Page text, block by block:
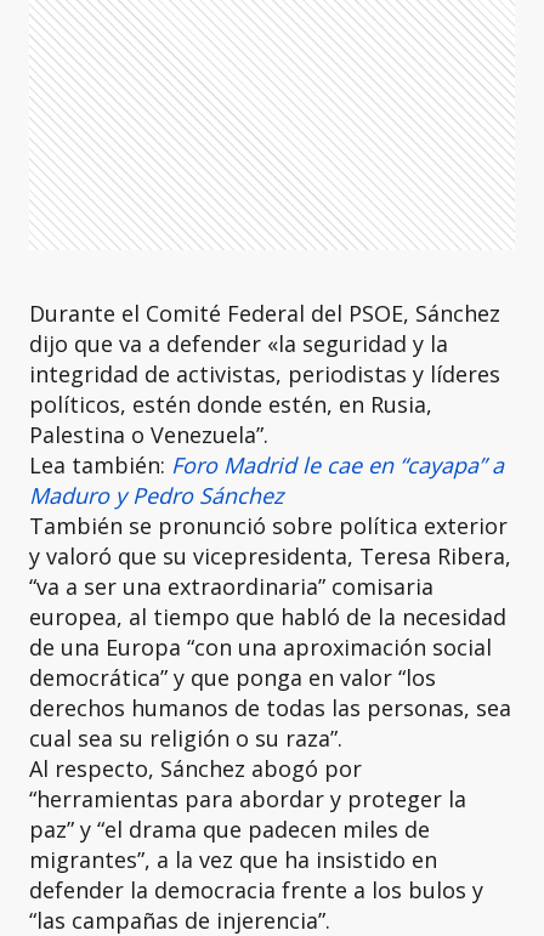
Durante el Comité Federal del PSOE, Sánchez
dijo que va a defender «la seguridad y la
integridad de activistas, periodistas y líderes
políticos, estén donde estén, en Rusia,
Palestina o Venezuela”.
Lea también: Foro Madrid le cae en “cayapa” a
Maduro y Pedro Sánchez
También se pronunció sobre política exterior
y valoró que su vicepresidenta, Teresa Ribera,
“va a ser una extraordinaria” comisaria
europea, al tiempo que habló de la necesidad
de una Europa “con una aproximación social
democrática” y que ponga en valor “los
derechos humanos de todas las personas, sea
cual sea su religión o su raza”.
Al respecto, Sánchez abogó por
“herramientas para abordar y proteger la
paz” y “el drama que padecen miles de
migrantes”, a la vez que ha insistido en
defender la democracia frente a los bulos y
“las campañas de injerencia”.